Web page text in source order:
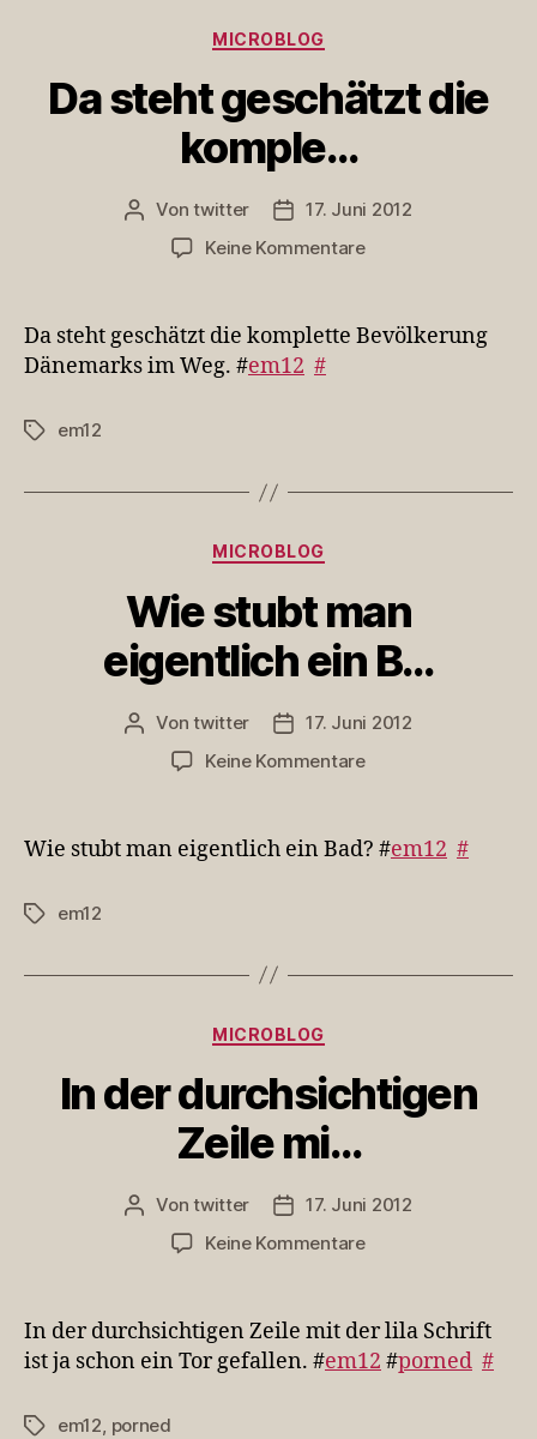
Kategorien
MICROBLOG
Da steht geschätzt die
komple…
Beitragsautor
Vontwitter Veröffentlichungsdatum
17. Juni 2012
Keine Kommentarezu
geschätzt
Da steht geschätzt die komplette Bevölkerung
Dänemarks im Weg. #em12 #
Schlagwörter
em12
Kategorien
MICROBLOG
Wie stubt man
eigentlich ein B…
Beitragsautor
Vontwitter Veröffentlichungsdatum
17. Juni 2012
Keine Kommentarezu
man
eigentlich
Wie stubt man eigentlich ein Bad? #em12 #
Schlagwörter
em12
Kategorien
MICROBLOG
In der durchsichtigen
Zeile mi…
Beitragsautor
Vontwitter Veröffentlichungsdatum
17. Juni 2012
Keine Kommentarezu
durchsichtigen
Zeile
mi…
In der durchsichtigen Zeile mit der lila Schrift
ist ja schon ein Tor gefallen. #em12 #porned #
Schlagwörter
em12, porned